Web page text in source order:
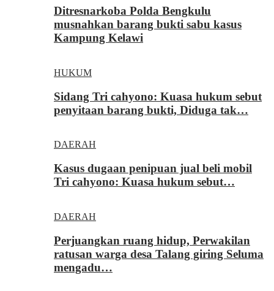
Ditresnarkoba Polda Bengkulu
musnahkan barang bukti sabu kasus
Kampung Kelawi
HUKUM
Sidang Tri cahyono: Kuasa hukum sebut
penyitaan barang bukti, Diduga tak…
DAERAH
Kasus dugaan penipuan jual beli mobil
Tri cahyono: Kuasa hukum sebut…
DAERAH
Perjuangkan ruang hidup, Perwakilan
ratusan warga desa Talang giring Seluma
mengadu…